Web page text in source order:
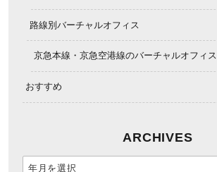
路線別バーチャルオフィス
京急本線・京急空港線のバーチャルオフィス
おすすめ
ARCHIVES